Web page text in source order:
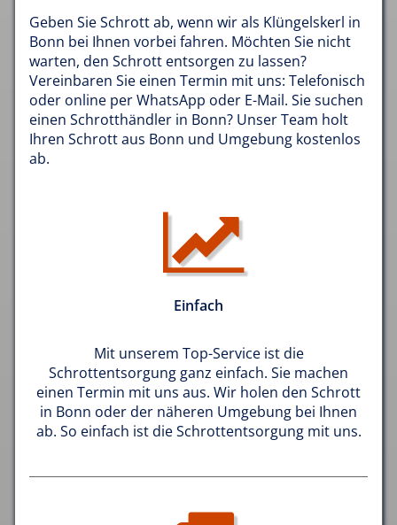
Geben Sie Schrott ab, wenn wir als Klüngelskerl in
Bonn bei Ihnen vorbei fahren. Möchten Sie nicht
warten, den Schrott entsorgen zu lassen?
Vereinbaren Sie einen Termin mit uns: Telefonisch
oder online per WhatsApp oder E-Mail. Sie suchen
einen Schrotthändler in Bonn? Unser Team holt
Ihren Schrott aus Bonn und Umgebung kostenlos
ab.
Einfach
Mit unserem Top-Service ist die
Schrottentsorgung ganz einfach. Sie machen
einen Termin mit uns aus. Wir holen den Schrott
in Bonn oder der näheren Umgebung bei Ihnen
ab. So einfach ist die Schrottentsorgung mit uns.